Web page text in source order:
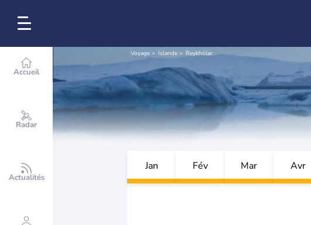
Accueil
Radar
Actualités
Voyage Islande Reykhólar
Jan Fév Mar Avr